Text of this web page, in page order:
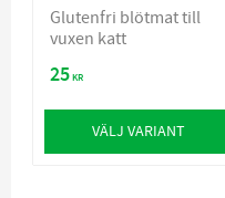
Glutenfri blötmat till
vuxen katt
25KR
VÄLJ VARIANT